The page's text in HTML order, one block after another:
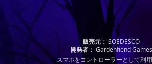
販売元： SOEDESCO
開発者： Gardenfiend Games
スマホをコントローラーとして利用